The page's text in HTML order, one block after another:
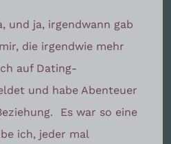
und ja, irgendwann gab
die irgendwie mehr
auf Dating-
und habe Abenteuer
Es war so eine
ich, jeder mal